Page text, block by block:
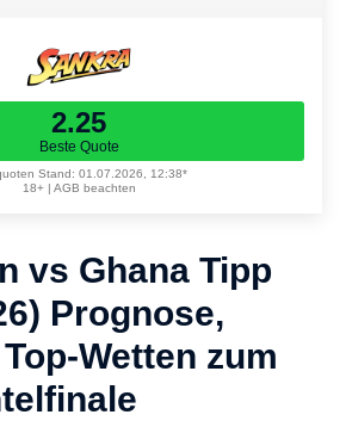
2.25
Beste Quote
Stand: 01.07.2026, 12:38*
18+ | AGB beachten
vs Ghana Tipp
Prognose,
Wetten zum